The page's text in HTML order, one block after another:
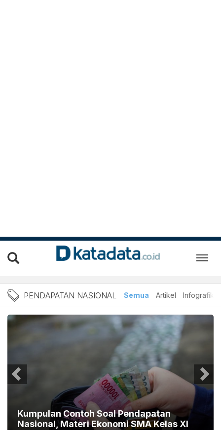
Berita Pendapatan
PENDAPATAN NASIONAL Semua Artikel Infografik
Kumpulan Contoh Soal Pendapatan
Nasional, Materi Ekonomi SMA Kelas XI